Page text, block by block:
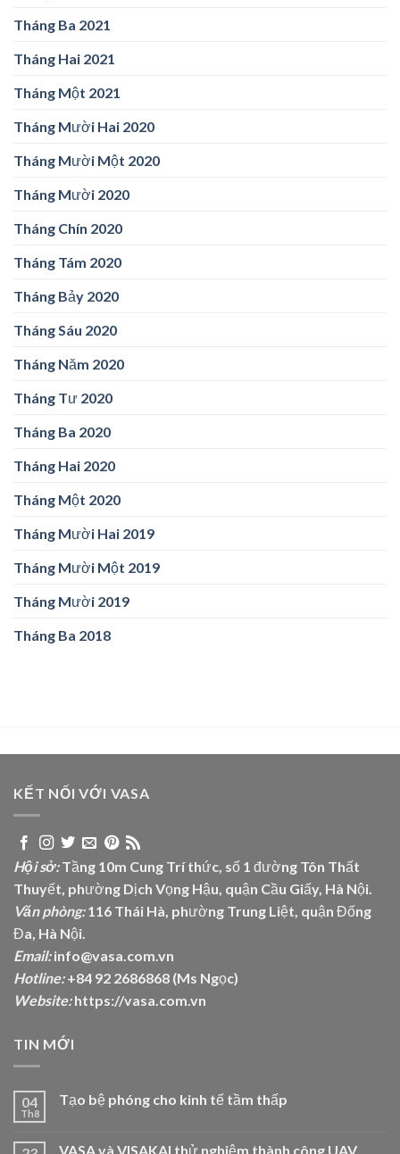
Tháng Ba 2021
Tháng Hai 2021
Tháng Một 2021
Tháng Mười Hai 2020
Tháng Mười Một 2020
Tháng Mười 2020
Tháng Chín 2020
Tháng Tám 2020
Tháng Bảy 2020
Tháng Sáu 2020
Tháng Năm 2020
Tháng Tư 2020
Tháng Ba 2020
Tháng Hai 2020
Tháng Một 2020
Tháng Mười Hai 2019
Tháng Mười Một 2019
Tháng Mười 2019
Tháng Ba 2018
KẾT NỐI VỚI VASA
Hội sở:Tầng 10m Cung Trí thức, số 1 đường Tôn Thất
Thuyết, phường Dịch Vọng Hậu, quận Cầu Giấy, Hà Nội.
Văn phòng:116 Thái Hà, phường Trung Liệt, quận Đống
Đa, Hà Nội.
Email:info@vasa.com.vn
Hotline:+84 92 2686868 (Ms Ngọc)
Website: https://vasa.com.vn
TIN MỚI
04
Th8
Tạo bệ phóng cho kinh tế tầm thấp
VASA và VISAKAI thử nghiệm thành công UAV